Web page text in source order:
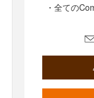
・全ての